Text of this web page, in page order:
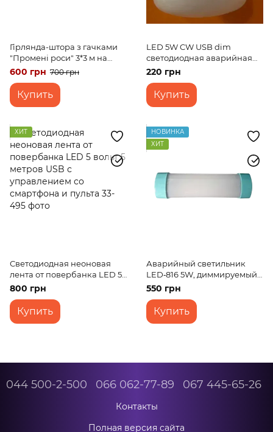
Гірлянда-штора з гачками
"Промені роси" 3*3 м на
батарейці з USB пультом
600 грн 700 грн
Купить
LED 5W CW USB dim
светодиодная аварийная
лампа
220 грн
Купить
ХИТ
Светодиодная неоновая
лента от повербанка LED 5
вольт 5 метров USB с
управлением со смартфона
и пульта
800 грн
Купить
НОВИНКА
ХИТ
Аварийный светильник
LED‑816 5W, диммируемый,
с аккумулятором, USB,
Type‑C, от повербанка
550 грн
Купить
044 500-2-500 066 062-77-89 067 445-65-26
Контакты
Полная версия сайта